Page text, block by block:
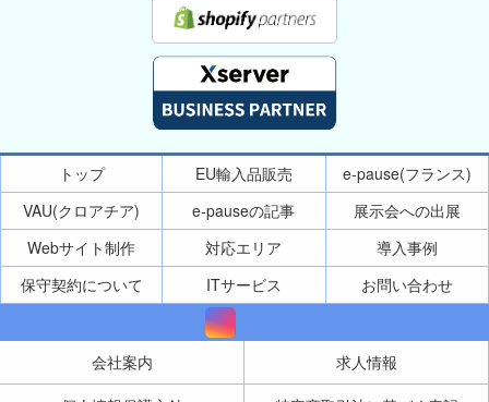
トップ EU輸入品販売
e-pause(フランス)
VAU(クロアチア)
e-pauseの記事
展示会への出展
Webサイト制作
対応エリア
導入事例
保守契約について
ITサービス お問い合わせ
会社案内
求人情報